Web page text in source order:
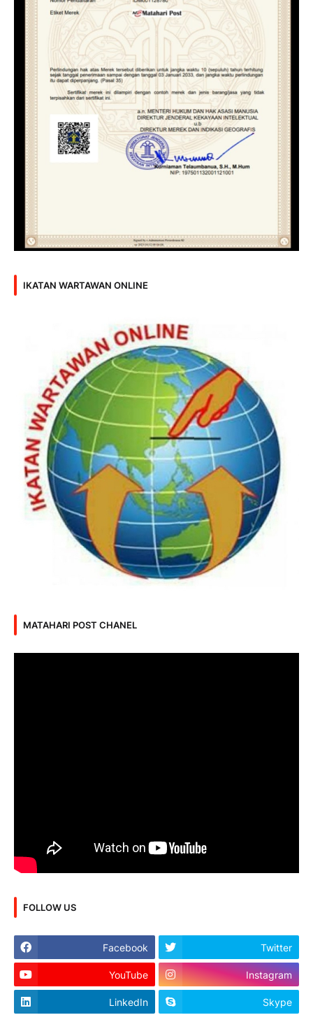
IKATAN WARTAWAN ONLINE
MATAHARI POST CHANEL
FOLLOW US
Facebook Twitter
YouTube Instagram
LinkedIn Skype